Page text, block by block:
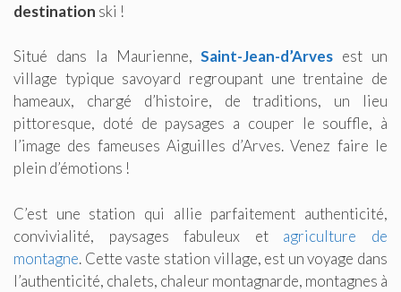
destination ski !
Situé dans la Maurienne,Saint-Jean-d’Arves est un
village typique savoyard regroupant une trentaine de
hameaux, chargé d’histoire, de traditions, un lieu
pittoresque, doté de paysages a couper le souffle, à
l’image des fameuses Aiguilles d’Arves. Venez faire le
plein d’émotions !
C’est une station qui allie parfaitement authenticité,
convivialité, paysages fabuleux et agriculture de
montagne. Cette vaste station village, est un voyage dans
l’authenticité, chalets, chaleur montagnarde, montagnes à